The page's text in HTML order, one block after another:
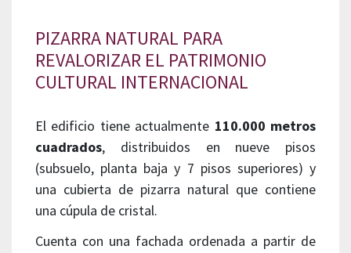
PIZARRA NATURAL PARA
REVALORIZAR EL PATRIMONIO
CULTURAL INTERNACIONAL
El edificio tiene actualmente 110.000 metros
cuadrados, distribuidos en nueve pisos
(subsuelo, planta baja y 7 pisos superiores) y
una cubierta de pizarra natural que contiene
una cúpula de cristal.
Cuenta con una fachada ordenada a partir de